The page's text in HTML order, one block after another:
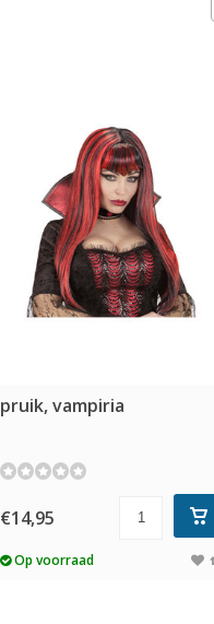
pruik, vampiria
€14,95
Op voorraad